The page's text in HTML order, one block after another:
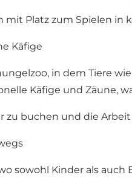
Platz zum Spielen in
Käfige
in dem Tiere
Käfige und Zäune,
zu buchen und die
sowohl Kinder als